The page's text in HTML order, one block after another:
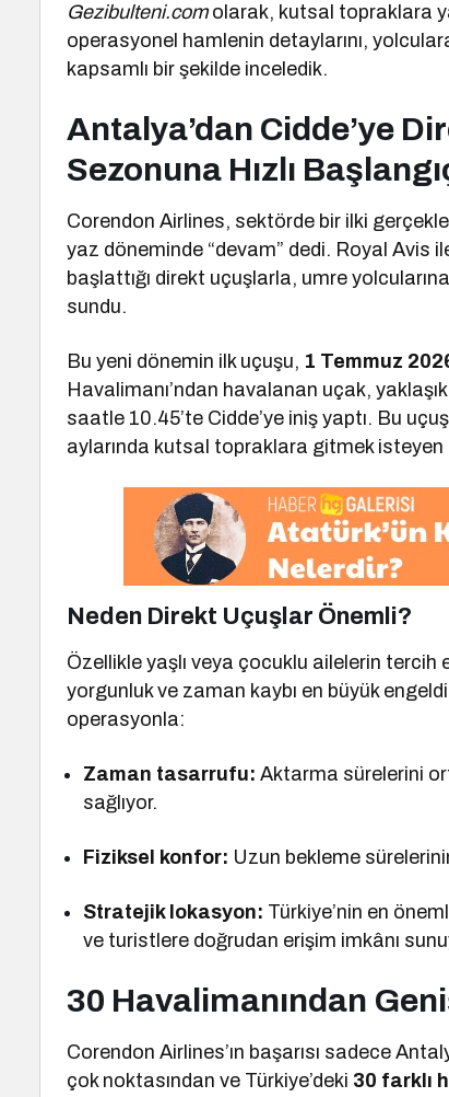
Gezibulteni.comolarak, kutsal topraklara
operasyonel hamlenin detaylarını,
kapsamlı bir şekilde inceledik.
Antalya’dan Cidde’ye
Sezonuna Hızlı
Corendon Airlines, sektörde bir ilki
yaz döneminde “devam” dedi. Royal Avis
başlattığı direkt uçuşlarla, umre
sundu.
Bu yeni dönemin ilk uçuşu, 1 Temmuz
Havalimanı’ndan havalanan uçak,
saatle 10.45’te Cidde’ye iniş yaptı. Bu
aylarında kutsal topraklara gitmek isteyen
Neden Direkt Uçuşlar Önemli?
Özellikle yaşlı veya çocuklu ailelerin tercih
yorgunluk ve zaman kaybı en büyük
operasyonla:
Zaman tasarrufu: Aktarma sürelerini
sağlıyor.
Fiziksel konfor: Uzun bekleme
Stratejik lokasyon: Türkiye’nin en
ve turistlere doğrudan erişim imkânı
30 Havalimanından
Corendon Airlines’ın başarısı sadece
çok noktasından ve Türkiye’deki 30 farklı